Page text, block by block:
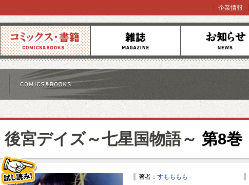
コミックス 雑誌 お知らせ
企業情報
後宮デイズ～七星国物語～ 第8巻
著者： すもももも